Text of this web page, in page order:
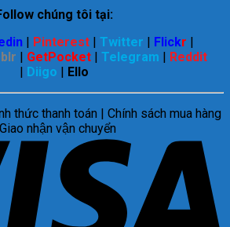
chúng tôi tại:
| Pinterest | Twitter | Flickr |
| GetPocket | Telegram | Reddit
| Diigo | Ello
thức thanh toán | Chính sách mua hàng
nhận vận chuyển